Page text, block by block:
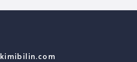
kimibilin.com